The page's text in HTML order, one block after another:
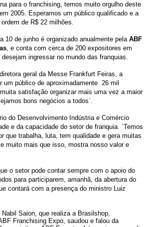
para o franchising, temos muito orgulho deste
2005. Esperamos um público qualificado e a
de R$ 22 milhões.
10 de junho é organizado anualmente pela ABF
, e conta com cerca de 200 expositores em
ingressar no mundo das franquias.
geral da Messe Frankfurt Feiras, a
um público de aproximadamente 26 mil
satisfação organizar mais uma vez a maior
bons negócios a todos`.
do Desenvolvimento Indústria e Comércio
e da capacidade do setor de franquia. `Temos
que trabalha, luta, tem qualidade e gera muitas
muito mais que isso, mostra nosso valor e
o setor pode contar sempre com o apoio do
para participarem, amanhã, da abertura do
contará com a presença do ministro Luiz
Saion, que realiza a Brasilshop,
Franchising Expo, saudou e falou da